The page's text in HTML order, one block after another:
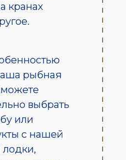
кранах
рыбная
выбрать
или
с нашей